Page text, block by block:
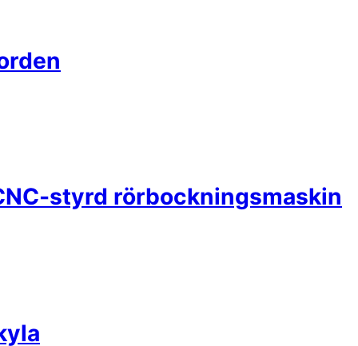
styrd rörbockningsmaskin